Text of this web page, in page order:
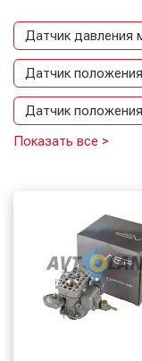
Датчик давления
Датчик
Датчик
Датчик
Карбюратор
Педаль
Регулятор
Показать все >